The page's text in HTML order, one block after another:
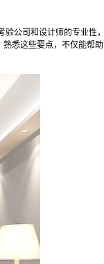
公司和设计师的专业性，
悉这些要点，不仅能帮助